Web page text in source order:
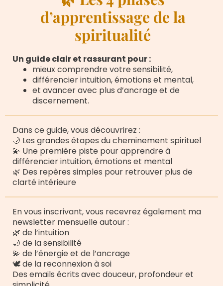
d’apprentissage de la
spiritualité
Un guide clair et rassurant pour :
mieux comprendre votre sensibilité,
différencier intuition, émotions et mental,
et avancer avec plus d’ancrage et de
discernement.
Dans ce guide, vous découvrirez :
🌙 Les grandes étapes du cheminement spirituel
💫 Une première piste pour apprendre à
différencier intuition, émotions et mental
🌿 Des repères simples pour retrouver plus de
clarté intérieure
En vous inscrivant, vous recevrez également ma
newsletter mensuelle autour :
🌿 de l’intuition
🌙 de la sensibilité
💫 de l’énergie et de l’ancrage
🕊 de la reconnexion à soi
Des emails écrits avec douceur, profondeur et